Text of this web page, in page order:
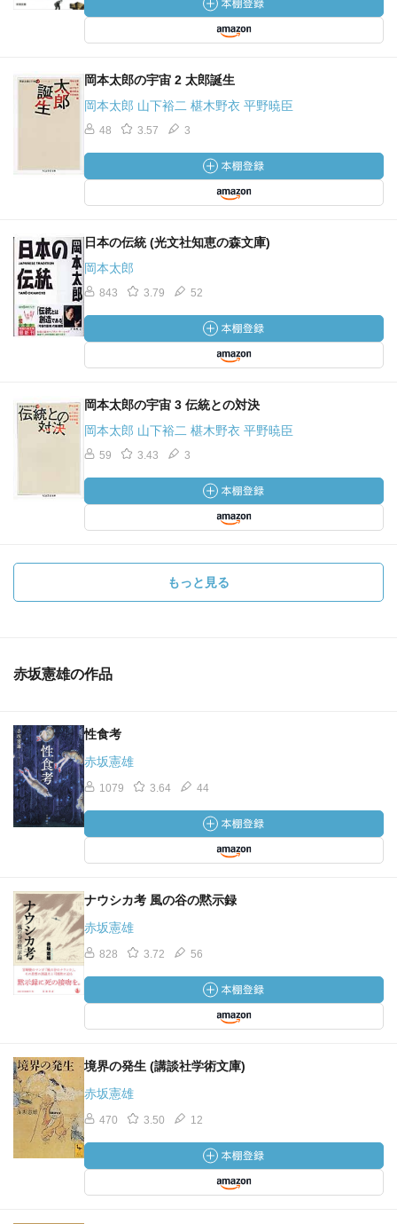
岡本太郎の宇宙 2 太郎誕生
岡本太郎 山下裕二 椹木野衣 平野暁臣
48 3.57 3
日本の伝統 (光文社知恵の森文庫)
岡本太郎
843 3.79 52
岡本太郎の宇宙 3 伝統との対決
岡本太郎 山下裕二 椹木野衣 平野暁臣
59 3.43 3
もっと見る
赤坂憲雄の作品
性食考
赤坂憲雄
1079 3.64 44
ナウシカ考 風の谷の黙示録
赤坂憲雄
828 3.72 56
境界の発生 (講談社学術文庫)
赤坂憲雄
470 3.50 12